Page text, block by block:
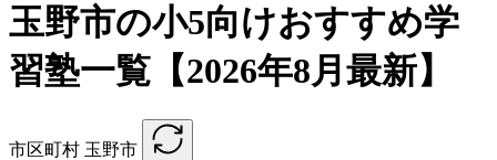
玉野市の小5向けおすすめ学
習塾一覧【2026年8月最新】
市区町村 玉野市